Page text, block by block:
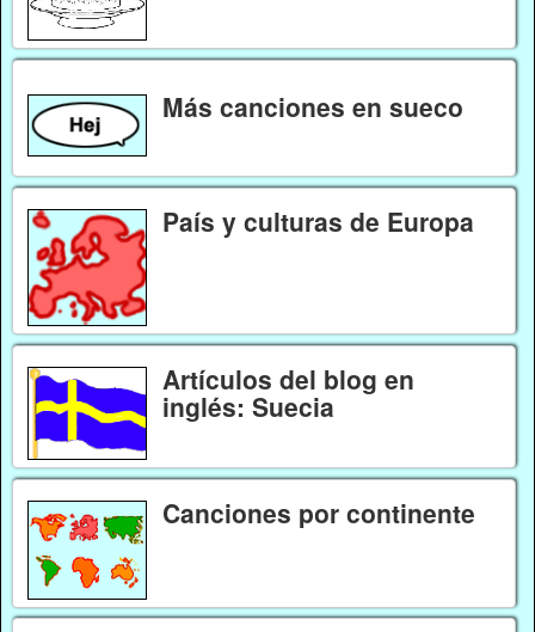
Más canciones en sueco
País y culturas de Europa
Artículos del blog en
inglés: Suecia
Canciones por continente